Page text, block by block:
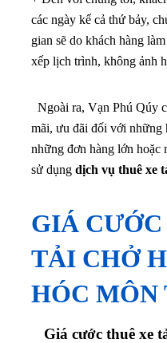
các ngày kể cả thứ bảy,
gian sẽ do khách hàng
xếp lịch trình, không ảnh
Ngoài ra, Vạn Phú Qúy
mãi, ưu đãi đối với những
những đơn hàng lớn hoặc
sử dụng dịch vụ thuê xe
GIÁ
TẢI CHỞ
HÓC MÔN
Giá cước thuê xe